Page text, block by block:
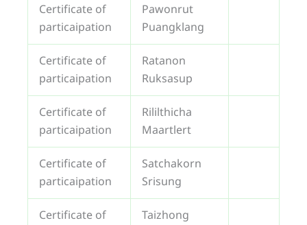
Certificate of
particaipation
Pawonrut
Puangklang
Certificate of
particaipation
Ratanon
Ruksasup
Certificate of
particaipation
Rililthicha
Maartlert
Certificate of
particaipation
Satchakorn
Srisung
Certificate of
Taizhong